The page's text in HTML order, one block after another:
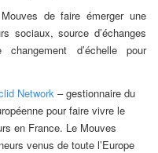
de faire émerger une
sociaux, source d’échanges
d’échelle pour
Network – gestionnaire du
pour faire vivre le
en France. Le Mouves
venus de toute l’Europe